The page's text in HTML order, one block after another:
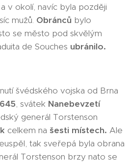
v okolí, navíc byla později
mužů. Obránců bylo
se město pod skvělým
de Souches ubránilo.
švédského vojska od Brna
, svátek Nanebevzetí
generál Torstenson
celkem na šesti místech. Ale
tak sveřepá byla obrana
Torstenson brzy nato se